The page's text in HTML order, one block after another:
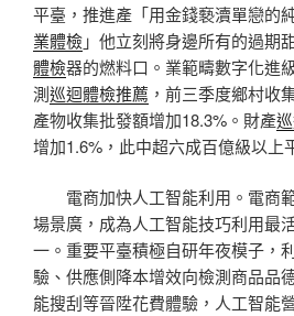
平臺，推進產「用金錢褻瀆單戀的
業體檢」他立刻將身邊所有的過期
體檢器的燃料口。業範疇數字化進
測巡迴體檢推薦 ，前三季度鄉村收
產物收集批發額增加18.3%。財產
增加1.6%，此中超六成百億級以上
電商加快人工智能利用。電商
場景廣，成為人工智能技巧利用最
一。重要平臺積極自研年夜模子，
驗、供應側降本增效向檢測商品品
能搜刮等晉陞花費體驗，人工智能